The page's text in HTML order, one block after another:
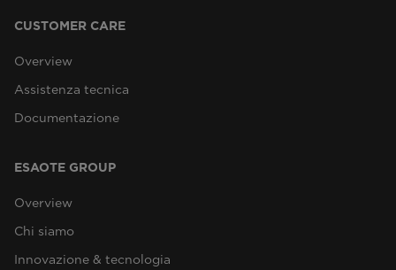
CUSTOMER CARE
Overview
Assistenza tecnica
Documentazione
ESAOTE GROUP
Overview
Chi siamo
Innovazione & tecnologia